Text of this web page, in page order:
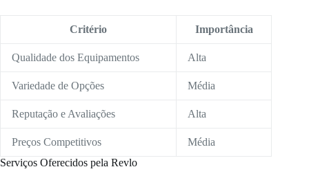
Critério Importância
Qualidade dos Equipamentos Alta
Variedade de Opções Média
Reputação e Avaliações Alta
Preços Competitivos
Média
Serviços Oferecidos pela Revlo